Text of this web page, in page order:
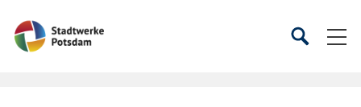
Startseite
SucheSuche